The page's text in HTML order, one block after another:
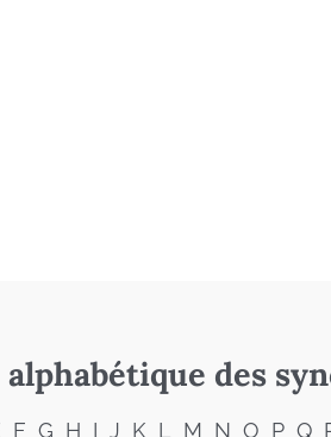
des
F G H I J K L M N O P Q